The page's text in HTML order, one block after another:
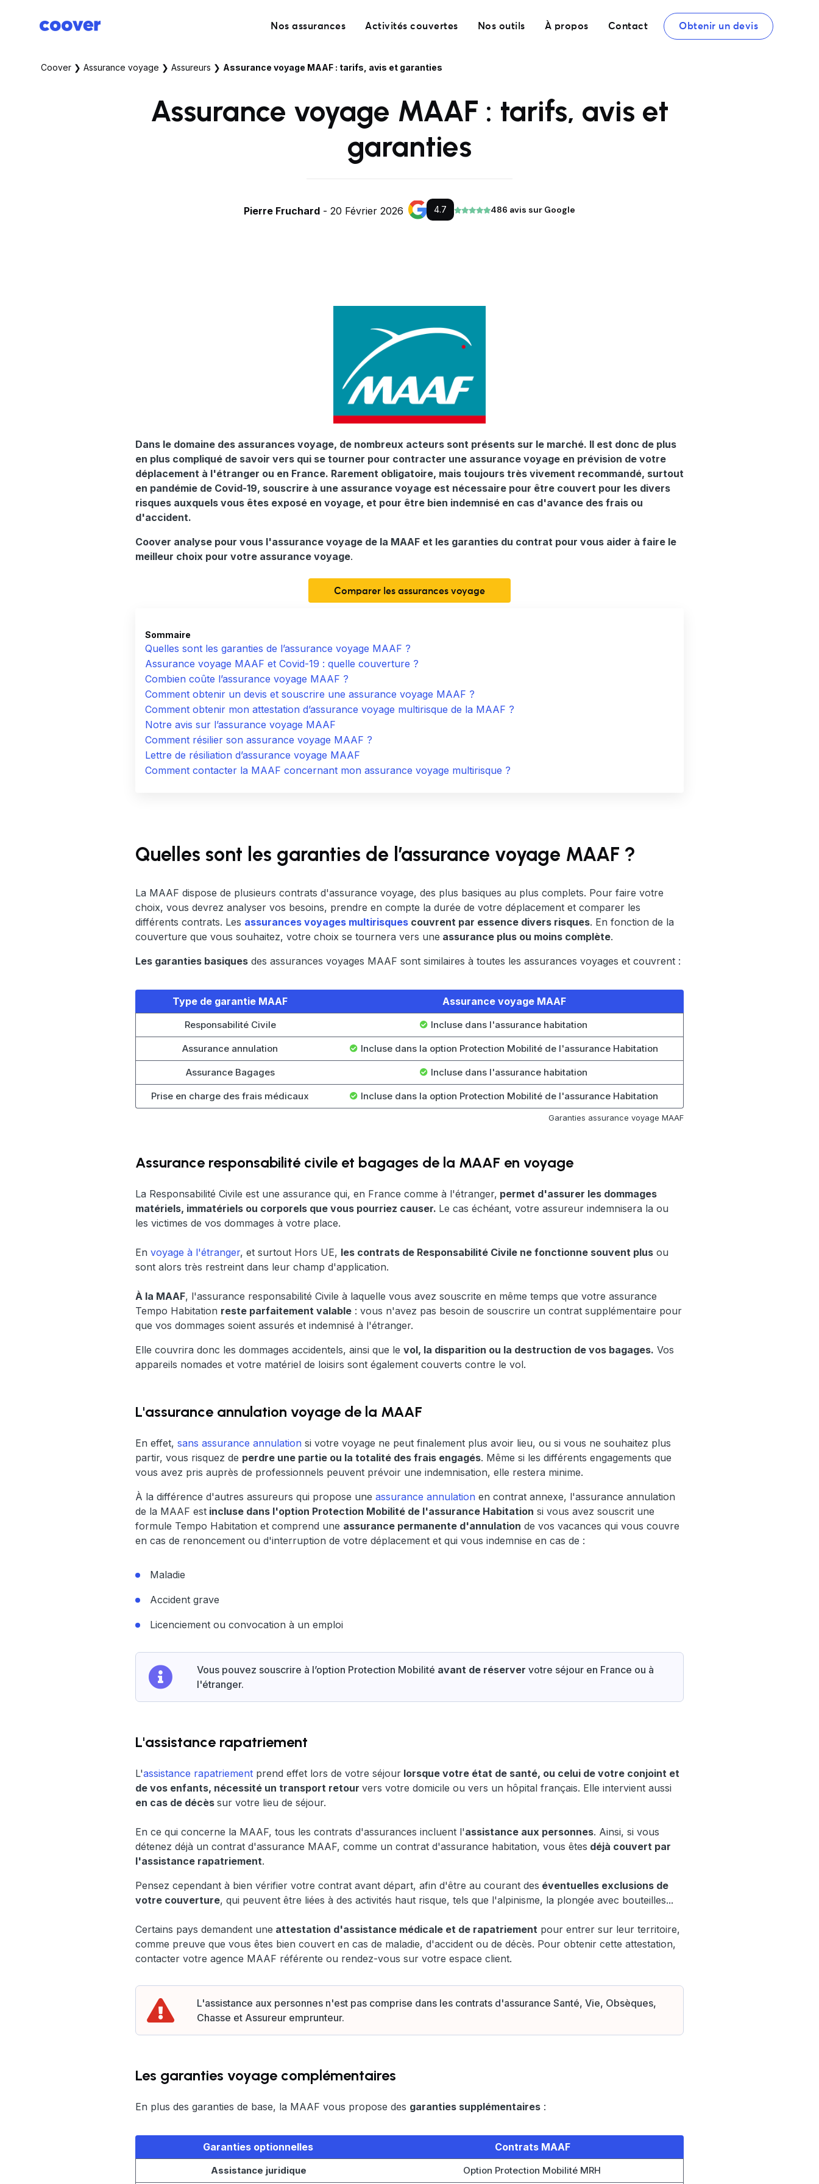
Nos assurances Activités couvertes Nos outils À propos Contact Obtenir un devis
Coover ❯ Assurance voyage ❯ Assureurs ❯ Assurance voyage MAAF : tarifs, avis et garanties
Assurance voyage MAAF : tarifs, avis et
garanties
Pierre Fruchard - 20 Février 2026 4.7 486 avis sur Google
Dans le domaine des assurances voyage, de nombreux acteurs sont présents sur le marché. Il est donc de plus
en plus compliqué de savoir vers qui se tourner pour contracter une assurance voyage en prévision de votre
déplacement à l'étranger ou en France. Rarement obligatoire, mais toujours très vivement recommandé, surtout
en pandémie de Covid-19, souscrire à une assurance voyage est nécessaire pour être couvert pour les divers
risques auxquels vous êtes exposé en voyage, et pour être bien indemnisé en cas d'avance des frais ou
d'accident.
Coover analyse pour vous l'assurance voyage de la MAAF et les garanties du contrat pour vous aider à faire le
meilleur choix pour votre assurance voyage.
Comparer les assurances voyage
Sommaire
Quelles sont les garanties de l’assurance voyage MAAF ?
Assurance voyage MAAF et Covid-19 : quelle couverture ?
Combien coûte l’assurance voyage MAAF ?
Comment obtenir un devis et souscrire une assurance voyage MAAF ?
Comment obtenir mon attestation d’assurance voyage multirisque de la MAAF ?
Notre avis sur l’assurance voyage MAAF
Comment résilier son assurance voyage MAAF ?
Lettre de résiliation d’assurance voyage MAAF
Comment contacter la MAAF concernant mon assurance voyage multirisque ?
Quelles sont les garanties de l’assurance voyage MAAF ?
La MAAF dispose de plusieurs contrats d'assurance voyage, des plus basiques au plus complets. Pour faire votre
choix, vous devrez analyser vos besoins, prendre en compte la durée de votre déplacement et comparer les
différents contrats. Les assurances voyages multirisques couvrent par essence divers risques. En fonction de la
couverture que vous souhaitez, votre choix se tournera vers une assurance plus ou moins complète.
Les garanties basiques des assurances voyages MAAF sont similaires à toutes les assurances voyages et couvrent :
Type de garantie MAAF Assurance voyage MAAF
Responsabilité Civile Incluse dans l'assurance habitation
Assurance annulation Incluse dans la option Protection Mobilité de l'assurance Habitation
Assurance Bagages Incluse dans l'assurance habitation
Prise en charge des frais médicaux Incluse dans la option Protection Mobilité de l'assurance Habitation
Garanties assurance voyage MAAF
Assurance responsabilité civile et bagages de la MAAF en voyage
La Responsabilité Civile est une assurance qui, en France comme à l'étranger, permet d'assurer les dommages
matériels, immatériels ou corporels que vous pourriez causer. Le cas échéant, votre assureur indemnisera la ou
les victimes de vos dommages à votre place.
En voyage à l'étranger, et surtout Hors UE, les contrats de Responsabilité Civile ne fonctionne souvent plus ou
sont alors très restreint dans leur champ d'application.
À la MAAF, l'assurance responsabilité Civile à laquelle vous avez souscrite en même temps que votre assurance
Tempo Habitation reste parfaitement valable : vous n'avez pas besoin de souscrire un contrat supplémentaire pour
que vos dommages soient assurés et indemnisé à l'étranger.
Elle couvrira donc les dommages accidentels, ainsi que le vol, la disparition ou la destruction de vos bagages. Vos
appareils nomades et votre matériel de loisirs sont également couverts contre le vol.
L'assurance annulation voyage de la MAAF
En effet, sans assurance annulation si votre voyage ne peut finalement plus avoir lieu, ou si vous ne souhaitez plus
partir, vous risquez de perdre une partie ou la totalité des frais engagés. Même si les différents engagements que
vous avez pris auprès de professionnels peuvent prévoir une indemnisation, elle restera minime.
À la différence d'autres assureurs qui propose une assurance annulation en contrat annexe, l'assurance annulation
de la MAAF est incluse dans l'option Protection Mobilité de l'assurance Habitation si vous avez souscrit une
formule Tempo Habitation et comprend une assurance permanente d'annulation de vos vacances qui vous couvre
en cas de renoncement ou d'interruption de votre déplacement et qui vous indemnise en cas de :
Maladie
Accident grave
Licenciement ou convocation à un emploi
Vous pouvez souscrire à l’option Protection Mobilité avant de réserver votre séjour en France ou à
l'étranger.
L'assistance rapatriement
L'assistance rapatriement prend effet lors de votre séjour lorsque votre état de santé, ou celui de votre conjoint et
de vos enfants, nécessité un transport retour vers votre domicile ou vers un hôpital français. Elle intervient aussi
en cas de décès sur votre lieu de séjour.
En ce qui concerne la MAAF, tous les contrats d'assurances incluent l'assistance aux personnes. Ainsi, si vous
détenez déjà un contrat d'assurance MAAF, comme un contrat d'assurance habitation, vous êtes déjà couvert par
l'assistance rapatriement.
Pensez cependant à bien vérifier votre contrat avant départ, afin d'être au courant des éventuelles exclusions de
votre couverture, qui peuvent être liées à des activités haut risque, tels que l'alpinisme, la plongée avec bouteilles...
Certains pays demandent une attestation d'assistance médicale et de rapatriement pour entrer sur leur territoire,
comme preuve que vous êtes bien couvert en cas de maladie, d'accident ou de décès. Pour obtenir cette attestation,
contacter votre agence MAAF référente ou rendez-vous sur votre espace client.
L'assistance aux personnes n'est pas comprise dans les contrats d'assurance Santé, Vie, Obsèques,
Chasse et Assureur emprunteur.
Les garanties voyage complémentaires
En plus des garanties de base, la MAAF vous propose des garanties supplémentaires :
Garanties optionnelles Contrats MAAF
Assistance juridique Option Protection Mobilité MRH